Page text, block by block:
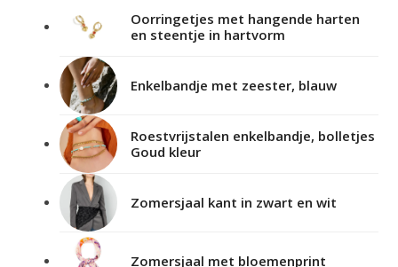
Oorringetjes met hangende harten
en steentje in hartvorm
Enkelbandje met zeester, blauw
Roestvrijstalen enkelbandje, bolletjes
Goud kleur
Zomersjaal kant in zwart en wit
Zomersjaal met bloemenprint